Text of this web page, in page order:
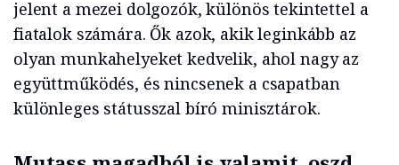
jelent a mezei dolgozók, különös tekintettel a
fiatalok számára. Ők azok, akik leginkább az
olyan munkahelyeket kedvelik, ahol nagy az
együttműködés, és nincsenek a csapatban
különleges státusszal bíró minisztárok.